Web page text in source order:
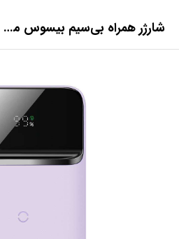
شارژر همراه بی‌سیم بیسوس مدل PPCX010005 ظرفیت 10000 میلی‌آمپر ساعت